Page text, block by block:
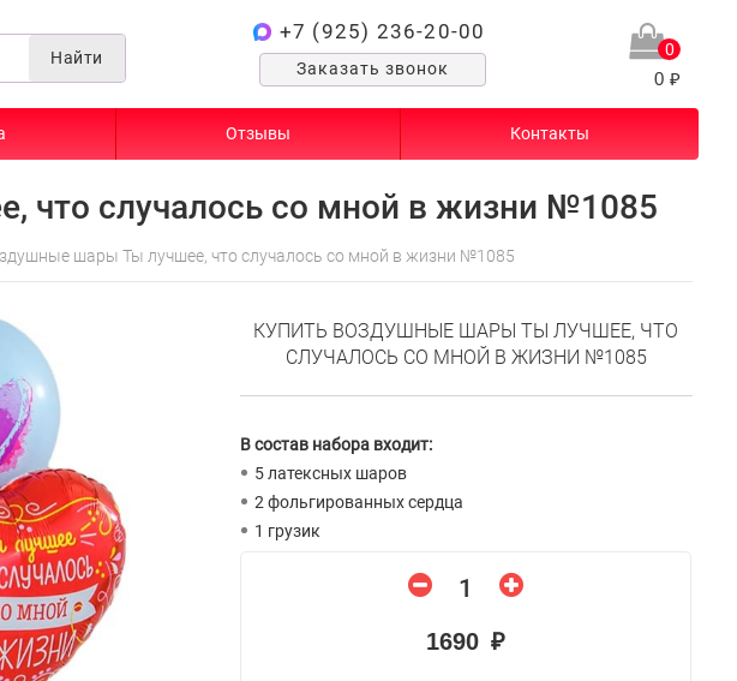
Найти
+7 (925) 236-20-00
Заказать звонок
0
0 ₽
Отзывы Контакты
что случалось со мной в жизни №1085
шары Ты лучшее, что случалось со мной в жизни №1085
КУПИТЬ ВОЗДУШНЫЕ ШАРЫ ТЫ ЛУЧШЕЕ, ЧТО
СЛУЧАЛОСЬ СО МНОЙ В ЖИЗНИ №1085
В состав набора входит:
5 латексных шаров
2 фольгированных сердца
1 грузик
1690 ₽